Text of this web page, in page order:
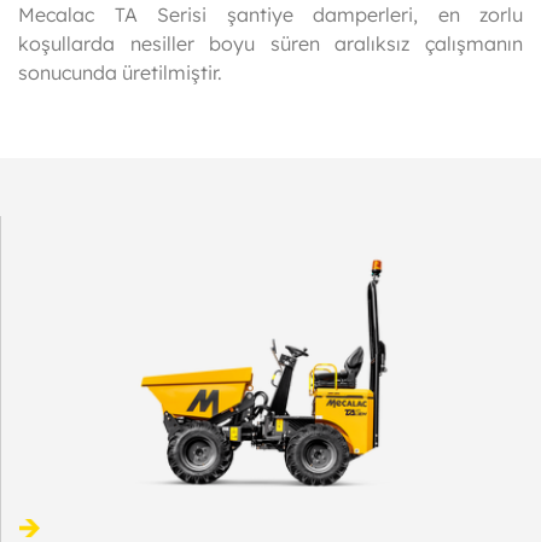
Mecalac TA Serisi şantiye damperleri, en zorlu
koşullarda nesiller boyu süren aralıksız çalışmanın
sonucunda üretilmiştir.